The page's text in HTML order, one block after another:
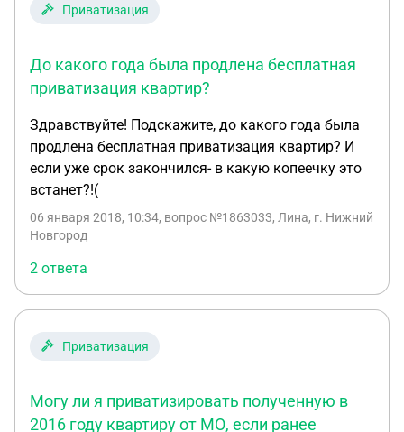
Приватизация
До какого года была продлена бесплатная
приватизация квартир?
Здравствуйте! Подскажите, до какого года была
продлена бесплатная приватизация квартир? И
если уже срок закончился- в какую копеечку это
встанет?!(
06 января 2018, 10:34, вопрос №1863033, Лина, г. Нижний
Новгород
2 ответа
Приватизация
Могу ли я приватизировать полученную в
2016 году квартиру от МО, если ранее